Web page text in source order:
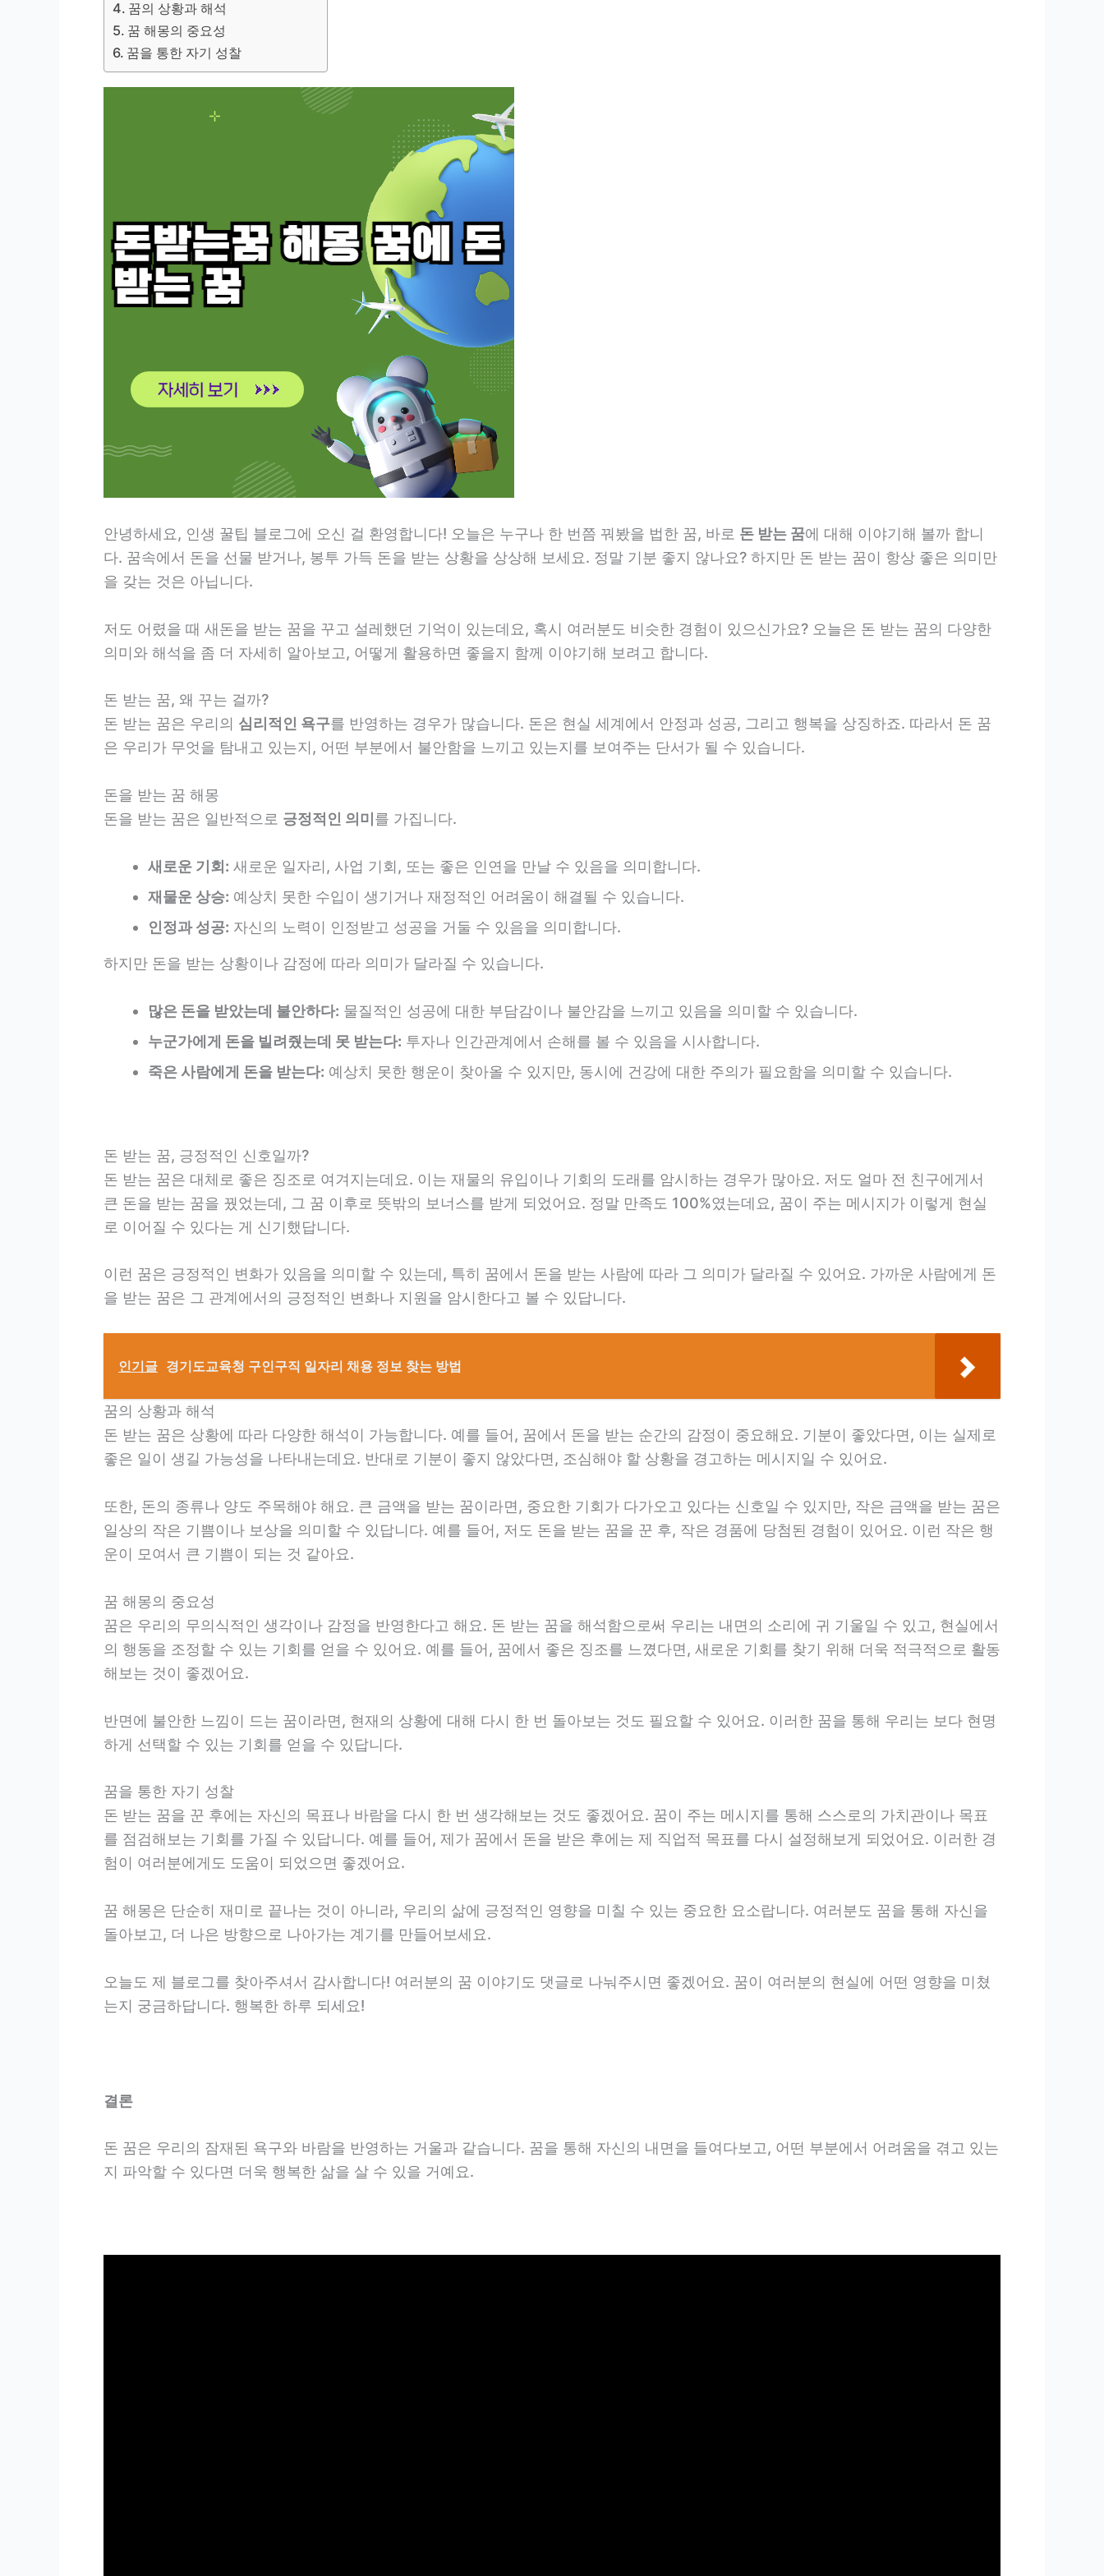
꿈의 상황과 해석
꿈 해몽의 중요성
꿈을 통한 자기 성찰
안녕하세요, 인생 꿀팁 블로그에 오신 걸 환영합니다! 오늘은 누구나 한 번쯤 꿔봤을 법한 꿈, 바로 돈 받는 꿈에 대해 이야기해 볼까 합니
다. 꿈속에서 돈을 선물 받거나, 봉투 가득 돈을 받는 상황을 상상해 보세요. 정말 기분 좋지 않나요? 하지만 돈 받는 꿈이 항상 좋은 의미만
을 갖는 것은 아닙니다.
저도 어렸을 때 새돈을 받는 꿈을 꾸고 설레했던 기억이 있는데요, 혹시 여러분도 비슷한 경험이 있으신가요? 오늘은 돈 받는 꿈의 다양한
의미와 해석을 좀 더 자세히 알아보고, 어떻게 활용하면 좋을지 함께 이야기해 보려고 합니다.
돈 받는 꿈, 왜 꾸는 걸까?
돈 받는 꿈은 우리의 심리적인 욕구를 반영하는 경우가 많습니다. 돈은 현실 세계에서 안정과 성공, 그리고 행복을 상징하죠. 따라서 돈 꿈
은 우리가 무엇을 탐내고 있는지, 어떤 부분에서 불안함을 느끼고 있는지를 보여주는 단서가 될 수 있습니다.
돈을 받는 꿈 해몽
돈을 받는 꿈은 일반적으로 긍정적인 의미 를 가집니다.
새로운 기회: 새로운 일자리, 사업 기회, 또는 좋은 인연을 만날 수 있음을 의미합니다.
재물운 상승: 예상치 못한 수입이 생기거나 재정적인 어려움이 해결될 수 있습니다.
인정과 성공: 자신의 노력이 인정받고 성공을 거둘 수 있음을 의미합니다.
하지만 돈을 받는 상황이나 감정에 따라 의미가 달라질 수 있습니다.
많은 돈을 받았는데 불안하다: 물질적인 성공에 대한 부담감이나 불안감을 느끼고 있음을 의미할 수 있습니다.
누군가에게 돈을 빌려줬는데 못 받는다: 투자나 인간관계에서 손해를 볼 수 있음을 시사합니다.
죽은 사람에게 돈을 받는다: 예상치 못한 행운이 찾아올 수 있지만, 동시에 건강에 대한 주의가 필요함을 의미할 수 있습니다.
돈 받는 꿈, 긍정적인 신호일까?
돈 받는 꿈은 대체로 좋은 징조로 여겨지는데요. 이는 재물의 유입이나 기회의 도래를 암시하는 경우가 많아요. 저도 얼마 전 친구에게서
큰 돈을 받는 꿈을 꿨었는데, 그 꿈 이후로 뜻밖의 보너스를 받게 되었어요. 정말 만족도 100%였는데요, 꿈이 주는 메시지가 이렇게 현실
로 이어질 수 있다는 게 신기했답니다.
이런 꿈은 긍정적인 변화가 있음을 의미할 수 있는데, 특히 꿈에서 돈을 받는 사람에 따라 그 의미가 달라질 수 있어요. 가까운 사람에게 돈
을 받는 꿈은 그 관계에서의 긍정적인 변화나 지원을 암시한다고 볼 수 있답니다.
인기글 경기도교육청 구인구직 일자리 채용 정보 찾는 방법
꿈의 상황과 해석
돈 받는 꿈은 상황에 따라 다양한 해석이 가능합니다. 예를 들어, 꿈에서 돈을 받는 순간의 감정이 중요해요. 기분이 좋았다면, 이는 실제로
좋은 일이 생길 가능성을 나타내는데요. 반대로 기분이 좋지 않았다면, 조심해야 할 상황을 경고하는 메시지일 수 있어요.
또한, 돈의 종류나 양도 주목해야 해요. 큰 금액을 받는 꿈이라면, 중요한 기회가 다가오고 있다는 신호일 수 있지만, 작은 금액을 받는 꿈은
일상의 작은 기쁨이나 보상을 의미할 수 있답니다. 예를 들어, 저도 돈을 받는 꿈을 꾼 후, 작은 경품에 당첨된 경험이 있어요. 이런 작은 행
운이 모여서 큰 기쁨이 되는 것 같아요.
꿈 해몽의 중요성
꿈은 우리의 무의식적인 생각이나 감정을 반영한다고 해요. 돈 받는 꿈을 해석함으로써 우리는 내면의 소리에 귀 기울일 수 있고, 현실에서
의 행동을 조정할 수 있는 기회를 얻을 수 있어요. 예를 들어, 꿈에서 좋은 징조를 느꼈다면, 새로운 기회를 찾기 위해 더욱 적극적으로 활동
해보는 것이 좋겠어요.
반면에 불안한 느낌이 드는 꿈이라면, 현재의 상황에 대해 다시 한 번 돌아보는 것도 필요할 수 있어요. 이러한 꿈을 통해 우리는 보다 현명
하게 선택할 수 있는 기회를 얻을 수 있답니다.
꿈을 통한 자기 성찰
돈 받는 꿈을 꾼 후에는 자신의 목표나 바람을 다시 한 번 생각해보는 것도 좋겠어요. 꿈이 주는 메시지를 통해 스스로의 가치관이나 목표
를 점검해보는 기회를 가질 수 있답니다. 예를 들어, 제가 꿈에서 돈을 받은 후에는 제 직업적 목표를 다시 설정해보게 되었어요. 이러한 경
험이 여러분에게도 도움이 되었으면 좋겠어요.
꿈 해몽은 단순히 재미로 끝나는 것이 아니라, 우리의 삶에 긍정적인 영향을 미칠 수 있는 중요한 요소랍니다. 여러분도 꿈을 통해 자신을
돌아보고, 더 나은 방향으로 나아가는 계기를 만들어보세요.
오늘도 제 블로그를 찾아주셔서 감사합니다! 여러분의 꿈 이야기도 댓글로 나눠주시면 좋겠어요. 꿈이 여러분의 현실에 어떤 영향을 미쳤
는지 궁금하답니다. 행복한 하루 되세요!
결론
돈 꿈은 우리의 잠재된 욕구와 바람을 반영하는 거울과 같습니다. 꿈을 통해 자신의 내면을 들여다보고, 어떤 부분에서 어려움을 겪고 있는
지 파악할 수 있다면 더욱 행복한 삶을 살 수 있을 거예요.